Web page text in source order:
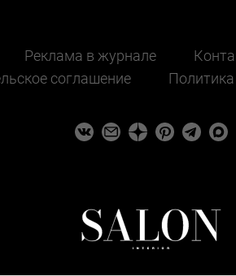
Реклама в журнале
соглашение